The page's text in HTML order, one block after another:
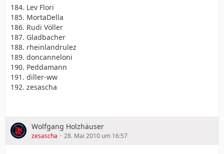
184. Lev Flori
185. MortaDella
186. Rudi Völler
187. Gladbacher
188. rheinlandrulez
189. doncanneloni
190. Peddamann
191. diller-ww
192. zesascha
Wolfgang Holzhäuser
zesascha 28. Mai 2010 um 16:57